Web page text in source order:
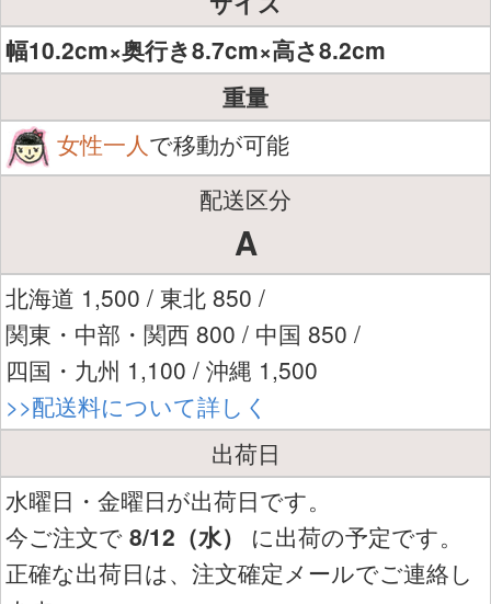
幅10.2cm×奥行き8.7cm×高さ8.2cm
重量
女性一人で移動が可能
配送区分
A
北海道 1,500 / 東北 850 /
関東・中部・関西 800 / 中国 850 /
四国・九州 1,100 / 沖縄 1,500
>>配送料について詳しく
出荷日
水曜日・金曜日が出荷日です。
今ご注文で 8/12（水）
に出荷の予定です。
正確な出荷日は、注文確定メールでご連絡し